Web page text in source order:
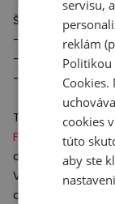
Špecifikácie:
- Drop: 4 mm
- Hmotnosť: 314
- Určenie:
Technológie:
Fresh Foam
–
odolnosťou voči
Vďaka svojej
ochranu kĺbov
servisu,
reklám
Cookies.
cookies
túto
aby ste